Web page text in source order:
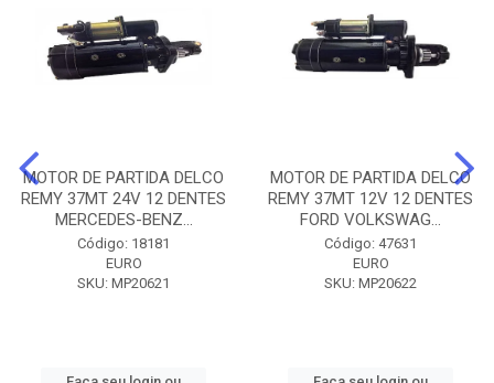
MOTOR DE PARTIDA DELCO
REMY 37MT 24V 12 DENTES
MERCEDES-BENZ...
Código: 18181
EURO
SKU: MP20621
MOTOR DE PARTIDA DELCO
REMY 37MT 12V 12 DENTES
FORD VOLKSWAG...
Código: 47631
EURO
SKU: MP20622